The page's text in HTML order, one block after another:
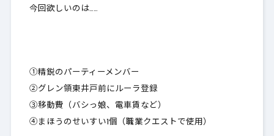
今回欲しいのは……
①精鋭のパーティーメンバー
②グレン領東井戸前にルーラ登録
③移動費（バシっ娘、電車賃など）
④まほうのせいすい1個（職業クエストで使用）